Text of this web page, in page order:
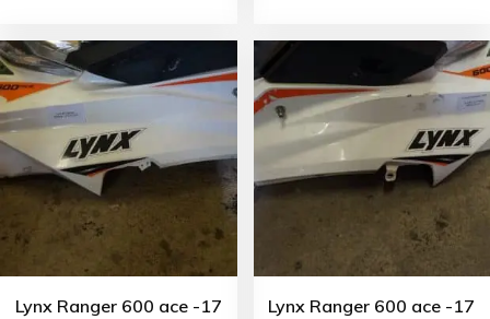
Lynx Ranger 600 ace -17
Lynx Ranger 600 ace -17